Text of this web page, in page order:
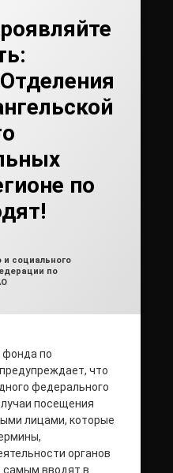
по
социального
по
фонда по
что
федерального
посещения
лицами, которые
органов
самым вводят в